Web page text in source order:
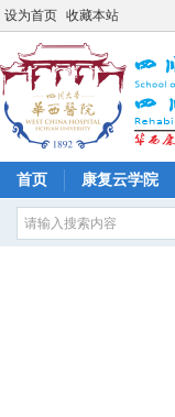
设为首页 收藏本站
首页 康复云学院